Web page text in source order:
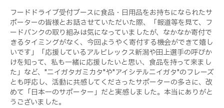
フードドライブ受付ブースに食品・日用品をお持ちになられたサ
ポーターの皆様とお話させていただいた際、「報道等を見て、フ
ードバンクの取り組みは気になっていましたが、なかなか寄付で
きるタイミングがなく、今回ようやく寄付する機会ができて嬉し
いです」「応援しているアルビレックス新潟や田上選手の呼びか
けを知って、私も一緒に応援したいと思い、食品を持って来まし
た」など、 "ニイガタガミカタ"や"アイシテルニイガタ"のフレーズ
とも呼応し、活動に共感してくださったサポーターの多さに、改
めて「日本一のサポーター」だと実感しました。本当にありがと
うございました。